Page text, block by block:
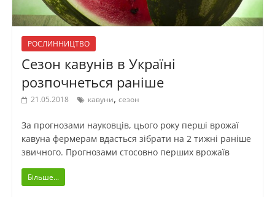
РОСЛИННИЦТВО
Сезон кавунів в Україні
розпочнеться раніше
21.05.2018 кавуни, сезон
За прогнозами науковців, цього року перші врожаї
кавуна фермерам вдасться зібрати на 2 тижні раніше
звичного. Прогнозами стосовно перших врожаїв
Більше...